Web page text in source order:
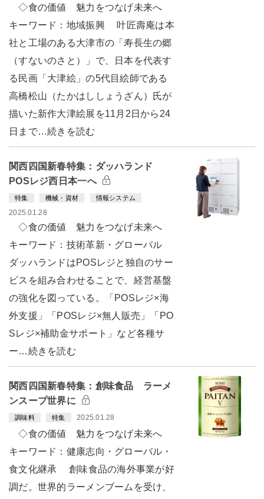
◇食の価値 魅力をつなげ未来へ
キーワード：地域振興 叶匠壽庵は本
社と工場のある大津市の「寿長生の郷
（すないのさと）」で、日本を代表す
る民画「大津絵」の5代目絵師である
高橋松山（たかはししょうざん）氏が
描いた新作大津絵展を11月2日から24
日まで…続きを読む
関西四国新春特集：ダッハランド
POSレジ西日本一へ
特集 機械・資材 情報システム
2025.01.28
◇食の価値 魅力をつなげ未来へ
キーワード：技術革新・グローバル
ダッハランドはPOSレジと独自のサー
ビスを組み合わせることで、経営基盤
の強化を図っている。「POSレジ×海
外支援」「POSレジ×無人販売」「PO
Sレジ×補助金サポート」など各種サ
ー…続きを読む
関西四国新春特集：創味食品 ラーメ
ンスープ世界に
調味料 特集 2025.01.28
◇食の価値 魅力をつなげ未来へ
キーワード：健康志向・グローバル・
食文化継承 創味食品の海外事業が好
調だ。世界的ラーメンブームを受け、